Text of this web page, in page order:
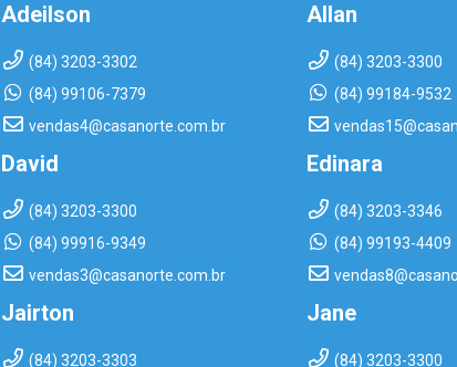
Adeilson
(84) 3203-3302
(84) 99106-7379
vendas4@casanorte.com.br
Allan
(84) 3203-3300
(84) 99184-9532
David
(84) 3203-3300
(84) 99916-9349
vendas3@casanorte.com.br
Edinara
(84) 3203-3346
(84) 99193-4409
Jairton
(84) 3203-3303
Jane
(84) 3203-3300